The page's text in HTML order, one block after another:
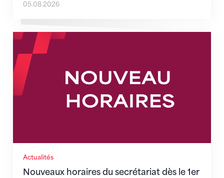
05.08.2026
Actualités
Nouveaux horaires du secrétariat dès le 1er
Nouveaux horaires du secrétariat dès le 1er août